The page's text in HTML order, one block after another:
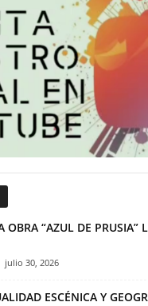
OBRA “AZUL DE PRUSIA”
julio 30, 2026
ESCÉNICA Y